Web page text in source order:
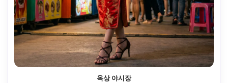
옥상 야시장